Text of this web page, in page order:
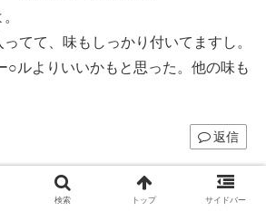
てて、味もしっかり付いてますし。
○ルよりいいかもと思った。他の味も
返信
より:
PM 検索 トップ サイドバー